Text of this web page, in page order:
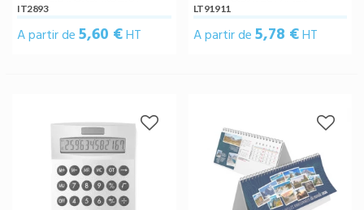
IT2893
A partir de5,60 €HT
LT91911
A partir de5,78 €HT